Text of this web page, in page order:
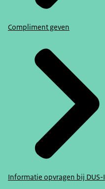
Compliment geven
Informatie opvragen bij DUS-I